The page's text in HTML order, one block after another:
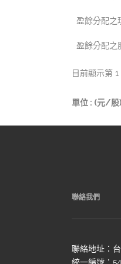
盈餘分配之
盈餘分配之
目前顯示第
單位 : (元/股)
聯絡我們
聯絡地址：